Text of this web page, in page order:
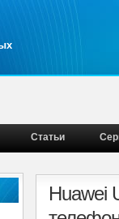
Статьи
Huawei